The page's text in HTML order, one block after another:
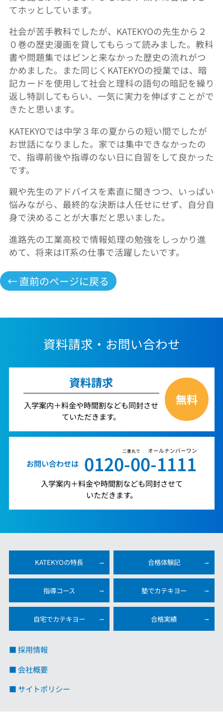
てホッとしています。
社会が苦手教科でしたが、KATEKYOの先生から２
０巻の歴史漫画を貸してもらって読みました。教科
書や問題集ではピンと来なかった歴史の流れがつ
かめました。また同じくKATEKYOの授業では、暗
記カードを使用して社会と理科の語句の暗記を繰り
返し特訓してもらい、一気に実力を伸ばすことがで
きたと思います。
KATEKYOでは中学３年の夏からの短い間でしたが
お世話になりました。家では集中できなかったの
で、指導前後や指導のない日に自習をして良かった
です。
親や先生のアドバイスを素直に聞きつつ、いっぱい
悩みながら、最終的な決断は人任せにせず、自分自
身で決めることが大事だと思いました。
進路先の工業高校で情報処理の勉強をしっかり進
めて、将来はIT系の仕事で活躍したいです。
← 直前のページに戻る
資料請求・お問い合わせ
資料請求
入学案内＋料金や時間割なども同封させ
ていただきます。
無料
二重丸で オールナンバーワン
お問い合わせは 0120-00-1111
入学案内＋料金や時間割なども同封させて
いただきます。
KATEKYOの特長 合格体験記
指導コース 塾でカテキヨー
自宅でカテキヨー 合格実績
■ 採用情報
■ 会社概要
■ サイトポリシー